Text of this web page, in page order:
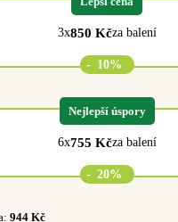
3x850 Kčza balení
- 10%
6x755 Kčza balení
- 20%
Nejlepší úspory
944 Kč